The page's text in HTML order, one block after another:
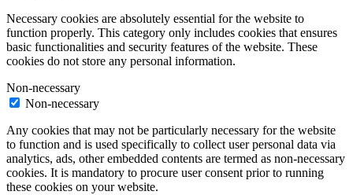
Necessary cookies are absolutely essential for the website to
function properly. This category only includes cookies that ensures
basic functionalities and security features of the website. These
cookies do not store any personal information.
Non-necessary
Non-necessary
Any cookies that may not be particularly necessary for the website
to function and is used specifically to collect user personal data via
analytics, ads, other embedded contents are termed as non-necessary
cookies. It is mandatory to procure user consent prior to running
these cookies on your website.